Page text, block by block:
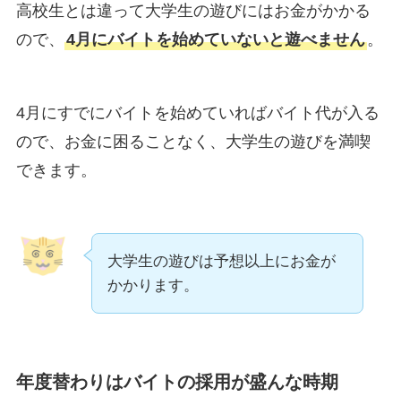
高校生とは違って大学生の遊びにはお金がかかる
ので、 4月にバイトを始めていないと遊べません。
4月にすでにバイトを始めていればバイト代が入る
ので、お金に困ることなく、大学生の遊びを満喫
できます。
大学生の遊びは予想以上にお金が
かかります。
年度替わりはバイトの採用が盛んな時期